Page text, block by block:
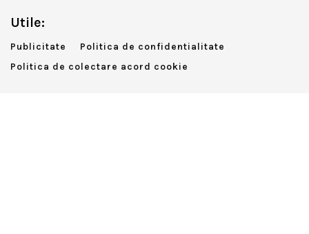
Utile:
Publicitate
Politica de confidentialitate
Politica de colectare acord cookie